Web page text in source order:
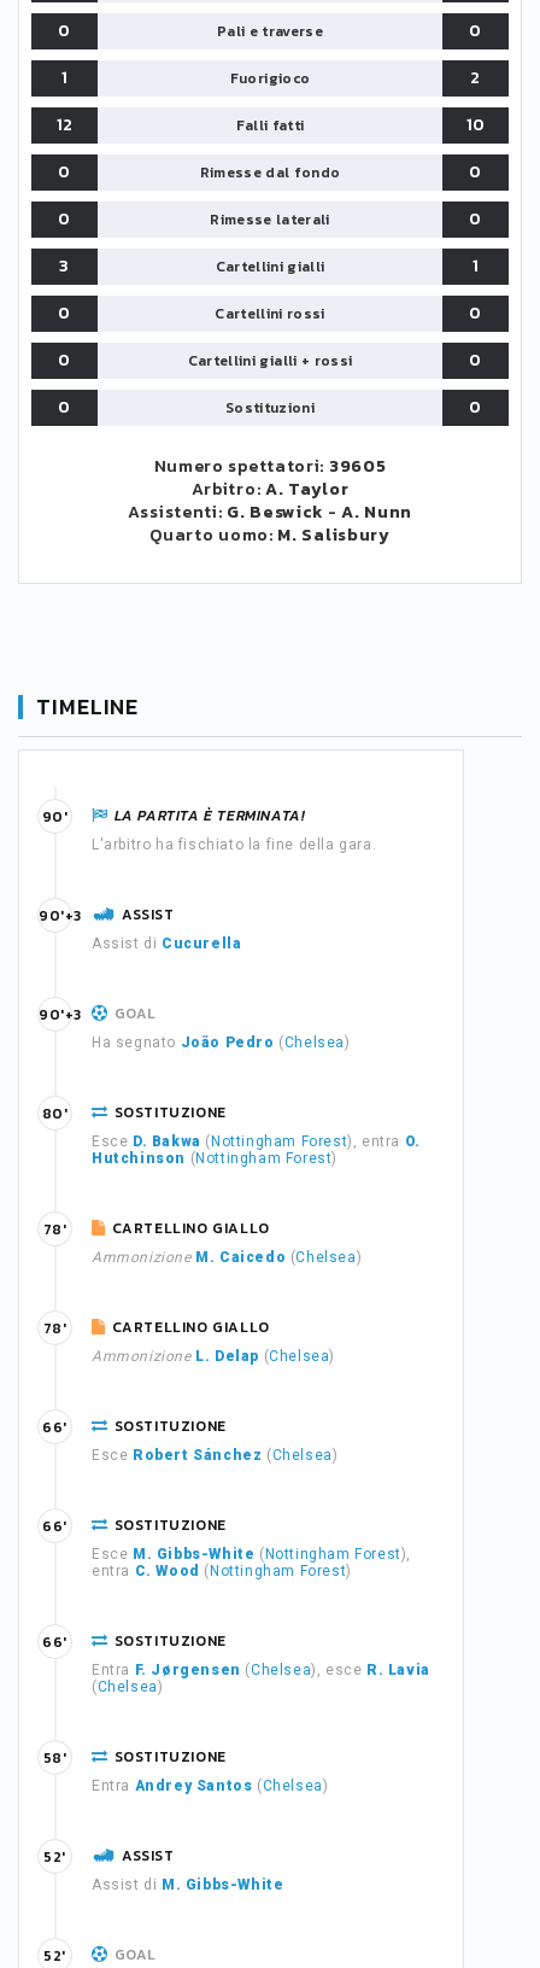
0 Pali e traverse
0
1
Fuorigioco
2
12
Falli fatti
10
0
Rimesse dal fondo
0
0
Rimesse laterali
0
3
Cartellini gialli
1
0
Cartellini rossi
0
0
Cartellini gialli + rossi
0
0
Sostituzioni 0
Numero spettatori: 39605
Arbitro:A. Taylor
Assistenti: G. Beswick -A. Nunn
Quarto uomo: M. Salisbury
TIMELINE
LA PARTITA È TERMINATA!
L'arbitro ha fischiato la fine della gara.
90'
ASSIST
Assist di Cucurella
90'+3
GOAL
Ha segnato João Pedro (Chelsea)
90'+3
SOSTITUZIONE
Esce D. Bakwa ( Nottingham Forest), entra O.
Hutchinson ( Nottingham Forest)
80'
CARTELLINO GIALLO
Ammonizione M. Caicedo (Chelsea)
78'
CARTELLINO GIALLO
Ammonizione L. Delap (Chelsea)
78'
SOSTITUZIONE
Esce Robert Sánchez (Chelsea)
66'
SOSTITUZIONE
Esce M. Gibbs-White ( Nottingham Forest),
entra C. Wood ( Nottingham Forest)
66'
SOSTITUZIONE
Entra F. Jørgensen (Chelsea), esce R. Lavia
(Chelsea)
66'
SOSTITUZIONE
Entra Andrey Santos (Chelsea)
58'
ASSIST
Assist di M. Gibbs-White
52'
GOAL
52'